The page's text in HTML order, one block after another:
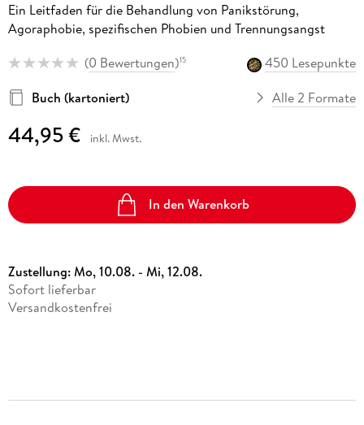
Ein Leitfaden für die Behandlung von Panikstörung,
Agoraphobie, spezifischen Phobien und Trennungsangst
(0 Bewertungen)15
450 Lesepunkte
Buch (kartoniert)
Alle 2 Formate
44,95 € inkl. Mwst.
In den Warenkorb
Zustellung:Mo, 10.08. - Mi, 12.08.
Sofort lieferbar
Versandkostenfrei